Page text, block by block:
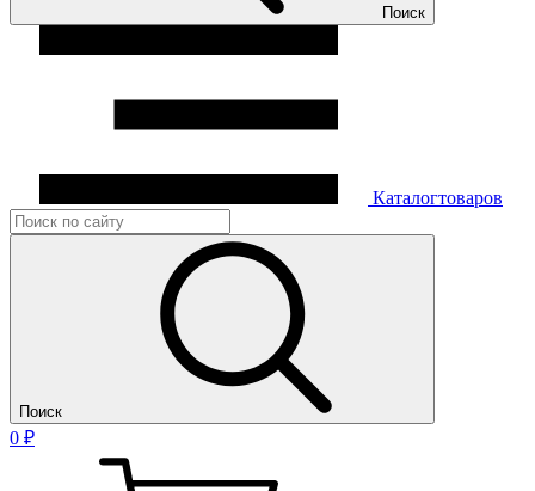
Поиск
Каталогтоваров
Поиск
0 ₽